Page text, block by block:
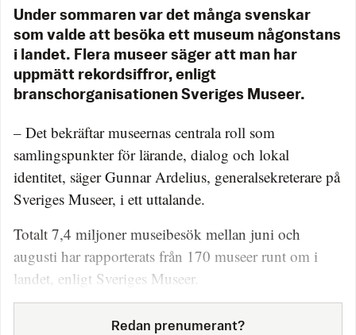
Under sommaren var det många svenskar
som valde att besöka ett museum någonstans
i landet. Flera museer säger att man har
uppmätt rekordsiffror, enligt
branschorganisationen Sveriges Museer.
– Det bekräftar museernas centrala roll som
samlingspunkter för lärande, dialog och lokal
identitet, säger Gunnar Ardelius, generalsekreterare på
Sveriges Museer, i ett uttalande.
Totalt 7,4 miljoner museibesök mellan juni och
augusti har rapporterats från 170 museer runt om i
landet, enligt Sveriges Museer.
Redan prenumerant?